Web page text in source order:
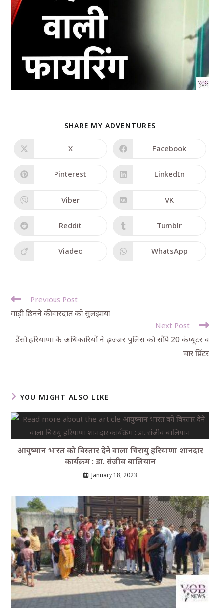
SHARE MY ADVENTURES
X Facebook
Pinterest LinkedIn
Viber VK
Reddit Tumblr
Viadeo WhatsApp
Previous Post
गाड़ी छिनने की वारदात को सुलझाया
Next Post
डैंसो हरियाणा के अधिकारियों ने झज्जर पुलिस को सौंपे 20 कंप्यूटर व
चार प्रिंटर
YOU MIGHT ALSO LIKE
आयुष्मान भारत को विस्तार देने वाला चिरायु हरियाणा शानदार
कार्यक्रम : डा. संजीव बालियान
January 18, 2023